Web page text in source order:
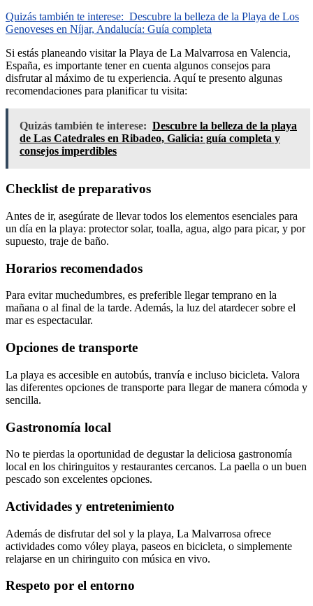
Quizás también te interese: Descubre la belleza de la Playa de Los
Genoveses en Níjar, Andalucía: Guía completa
Si estás planeando visitar la Playa de La Malvarrosa en Valencia,
España, es importante tener en cuenta algunos consejos para
disfrutar al máximo de tu experiencia. Aquí te presento algunas
recomendaciones para planificar tu visita:
Quizás también te interese: Descubre la belleza de la playa
de Las Catedrales en Ribadeo, Galicia: guía completa y
consejos imperdibles
Checklist de preparativos
Antes de ir, asegúrate de llevar todos los elementos esenciales para
un día en la playa: protector solar, toalla, agua, algo para picar, y por
supuesto, traje de baño.
Horarios recomendados
Para evitar muchedumbres, es preferible llegar temprano en la
mañana o al final de la tarde. Además, la luz del atardecer sobre el
mar es espectacular.
Opciones de transporte
La playa es accesible en autobús, tranvía e incluso bicicleta. Valora
las diferentes opciones de transporte para llegar de manera cómoda y
sencilla.
Gastronomía local
No te pierdas la oportunidad de degustar la deliciosa gastronomía
local en los chiringuitos y restaurantes cercanos. La paella o un buen
pescado son excelentes opciones.
Actividades y entretenimiento
Además de disfrutar del sol y la playa, La Malvarrosa ofrece
actividades como vóley playa, paseos en bicicleta, o simplemente
relajarse en un chiringuito con música en vivo.
Respeto por el entorno